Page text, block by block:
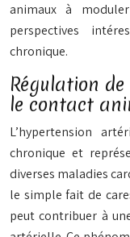
animaux à
perspectives
chronique.
Régulation
le contact
L’hypertension
chronique et
diverses maladies
le simple fait de
peut contribuer à